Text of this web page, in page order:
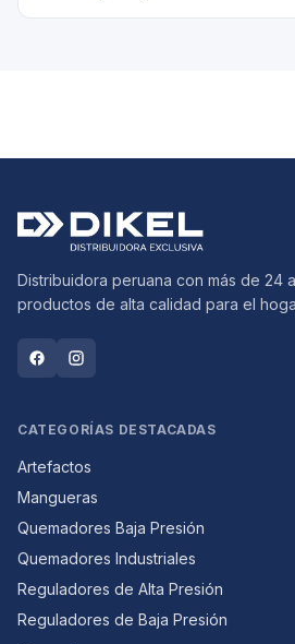
Distribuidora peruana con más de 24
productos de alta calidad para el
CATEGORÍAS DESTACADAS
Artefactos
Mangueras
Quemadores Baja Presión
Quemadores Industriales
Reguladores de Alta Presión
Reguladores de Baja Presión